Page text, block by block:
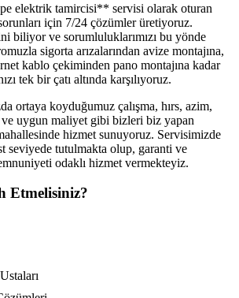
elektrik tamircisi** servisi olarak oturan
için 7/24 çözümler üretiyoruz.
biliyor ve sorumluluklarımızı bu yönde
sigorta arızalarından avize montajına,
kablo çekiminden pano montajına kadar
tek bir çatı altında karşılıyoruz.
ortaya koyduğumuz çalışma, hırs, azim,
ve uygun maliyet gibi bizleri biz yapan
hizmet sunuyoruz. Servisimizde
seviyede tutulmakta olup, garanti ve
odaklı hizmet vermekteyiz.
Etmelisiniz?